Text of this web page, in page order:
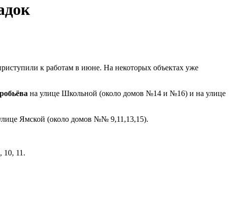
к работам в июне. На некоторых объектах уже
на улице Школьной (около домов №14 и №16) и на улице
Ямской (около домов №№ 9,11,13,15).
10, 11.